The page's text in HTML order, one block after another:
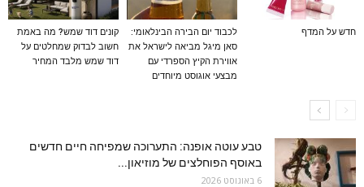
חדש על המדף
לכבוד יום הבירה הבינלאומי:
סאן מיגל מביאה לישראל את
אווירת הקיץ הספרדי עם
מבצעי אוגוסט מיוחדים
קונים דוד שמש? מה באמת
חשוב לבדוק שמחלטים על
דוד שמש מלבד המחיר
טבע עוטה אופנה: התערוכה שמפיחה חיים חדשים
באוסף הפוחלצים של מוזיאון...
6 באוגוסט 2026